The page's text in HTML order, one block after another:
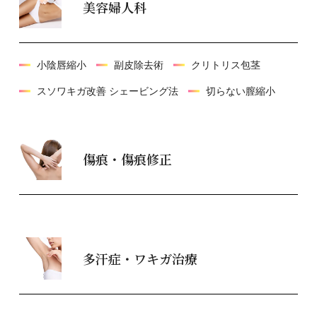
美容婦人科
小陰唇縮小 副皮除去術 クリトリス包茎
スソワキガ改善 シェービング法 切らない膣縮小
傷痕・傷痕修正
多汗症・ワキガ治療